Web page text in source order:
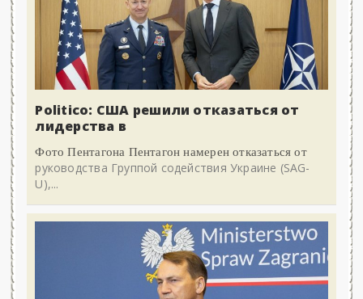
Politico: США решили отказаться от
лидерства в
Фото Пентагона Пентагон намерен отказаться от
руководства Группой содействия Украине (SAG-
U),...